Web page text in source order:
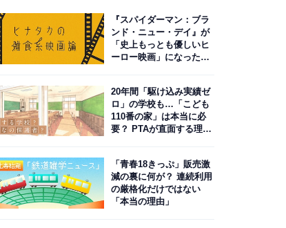
『スパイダーマン：ブラ
ンド・ニュー・デイ』が
「史上もっとも優しいヒ
ーロー映画」になった理
20年間「駆け込み実績ゼ
ロ」の学校も…「こども
110番の家」は本当に必
要？ PTAが直面する理想
「青春18きっぷ」販売激
減の裏に何が？ 連続利用
の厳格化だけではない
「本当の理由」